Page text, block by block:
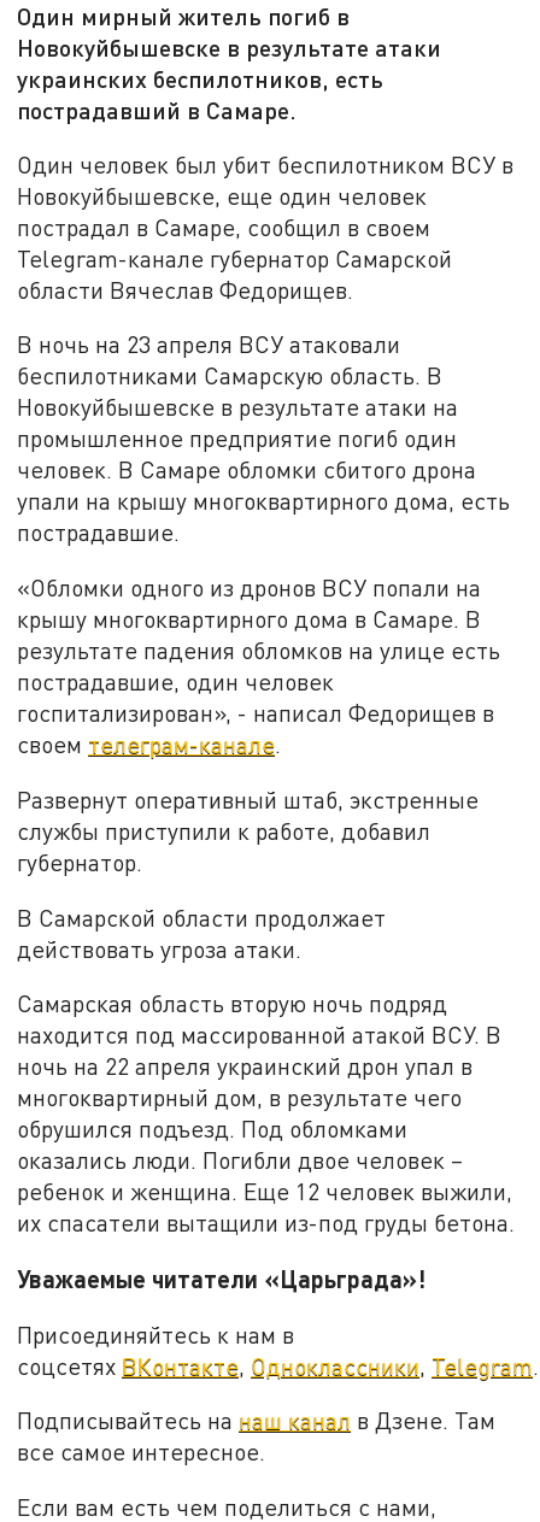
Один мирный житель погиб в
Новокуйбышевске в результате атаки
украинских беспилотников, есть
пострадавший в Самаре.
Один человек был убит беспилотником ВСУ в
Новокуйбышевске, еще один человек
пострадал в Самаре, сообщил в своем
Telegram-канале губернатор Самарской
области Вячеслав Федорищев.
В ночь на 23 апреля ВСУ атаковали
беспилотниками Самарскую область. В
Новокуйбышевске в результате атаки на
промышленное предприятие погиб один
человек. В Самаре обломки сбитого дрона
упали на крышу многоквартирного дома, есть
пострадавшие.
«Обломки одного из дронов ВСУ попали на
крышу многоквартирного дома в Самаре. В
результате падения обломков на улице есть
пострадавшие, один человек
госпитализирован», - написал Федорищев в
своем телеграм-канале.
Развернут оперативный штаб, экстренные
службы приступили к работе, добавил
губернатор.
В Самарской области продолжает
действовать угроза атаки.
Самарская область вторую ночь подряд
находится под массированной атакой ВСУ. В
ночь на 22 апреля украинский дрон упал в
многоквартирный дом, в результате чего
обрушился подъезд. Под обломками
оказались люди. Погибли двое человек –
ребенок и женщина. Еще 12 человек выжили,
их спасатели вытащили из-под груды бетона.
Уважаемые читатели «Царьграда»!
Присоединяйтесь к нам в
соцсетях ВКонтакте Одноклассники Telegram
Подписывайтесь на наш канал в Дзене. Там
все самое интересное.
Если вам есть чем поделиться с нами,